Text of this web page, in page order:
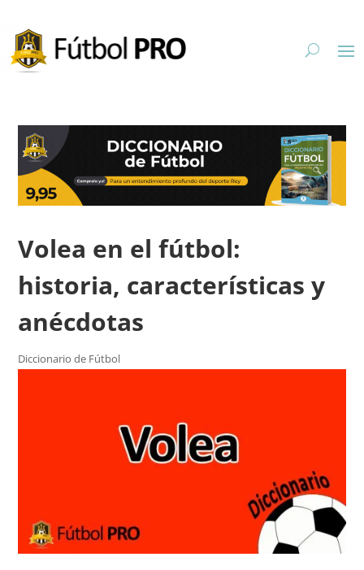
Volea en el fútbol:
historia, características y
anécdotas
Diccionario de Fútbol